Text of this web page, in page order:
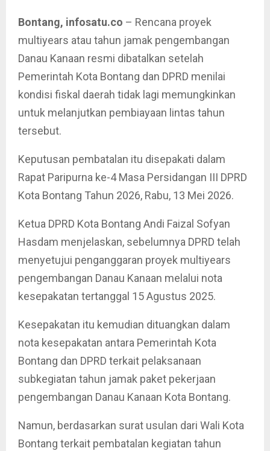
Bontang, infosatu.co – Rencana proyek
multiyears atau tahun jamak pengembangan
Danau Kanaan resmi dibatalkan setelah
Pemerintah Kota Bontang dan DPRD menilai
kondisi fiskal daerah tidak lagi memungkinkan
untuk melanjutkan pembiayaan lintas tahun
tersebut.
Keputusan pembatalan itu disepakati dalam
Rapat Paripurna ke-4 Masa Persidangan III DPRD
Kota Bontang Tahun 2026, Rabu, 13 Mei 2026.
Ketua DPRD Kota Bontang Andi Faizal Sofyan
Hasdam menjelaskan, sebelumnya DPRD telah
menyetujui penganggaran proyek multiyears
pengembangan Danau Kanaan melalui nota
kesepakatan tertanggal 15 Agustus 2025.
Kesepakatan itu kemudian dituangkan dalam
nota kesepakatan antara Pemerintah Kota
Bontang dan DPRD terkait pelaksanaan
subkegiatan tahun jamak paket pekerjaan
pengembangan Danau Kanaan Kota Bontang.
Namun, berdasarkan surat usulan dari Wali Kota
Bontang terkait pembatalan kegiatan tahun